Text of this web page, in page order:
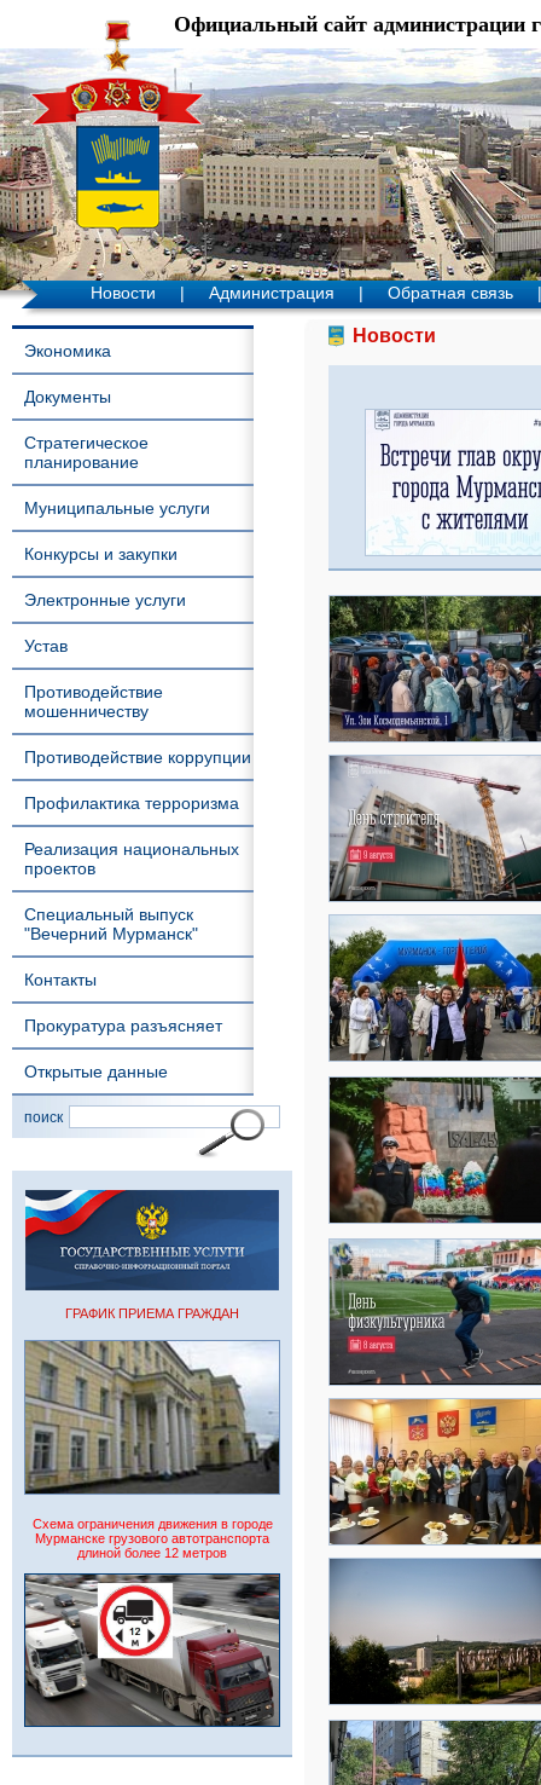
Официальный сайт администрации
Новости | Администрация | Обратная связь |
Экономика
Документы
Стратегическое
планирование
Муниципальные услуги
Конкурсы и закупки
Электронные услуги
Устав
Противодействие
мошенничеству
Противодействие коррупции
Профилактика терроризма
Реализация национальных
проектов
Специальный выпуск
"Вечерний Мурманск"
Контакты
Прокуратура разъясняет
Открытые данные
поиск
ГРАФИК ПРИЕМА ГРАЖДАН
Схема ограничения движения в городе
Мурманске грузового автотранспорта
длиной более 12 метров
Новости